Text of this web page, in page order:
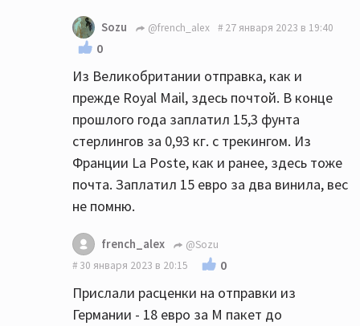
Sozu @french_alex 27 января 2023 в 19:40
0
Из Великобритании отправка, как и
прежде Royal Mail, здесь почтой. В конце
прошлого года заплатил 15,3 фунта
стерлингов за 0,93 кг. с трекингом. Из
Франции La Poste, как и ранее, здесь тоже
почта. Заплатил 15 евро за два винила, вес
не помню.
french_alex
@Sozu
30 января 2023 в 20:15
0
Прислали расценки на отправки из
Германии - 18 евро за М пакет до